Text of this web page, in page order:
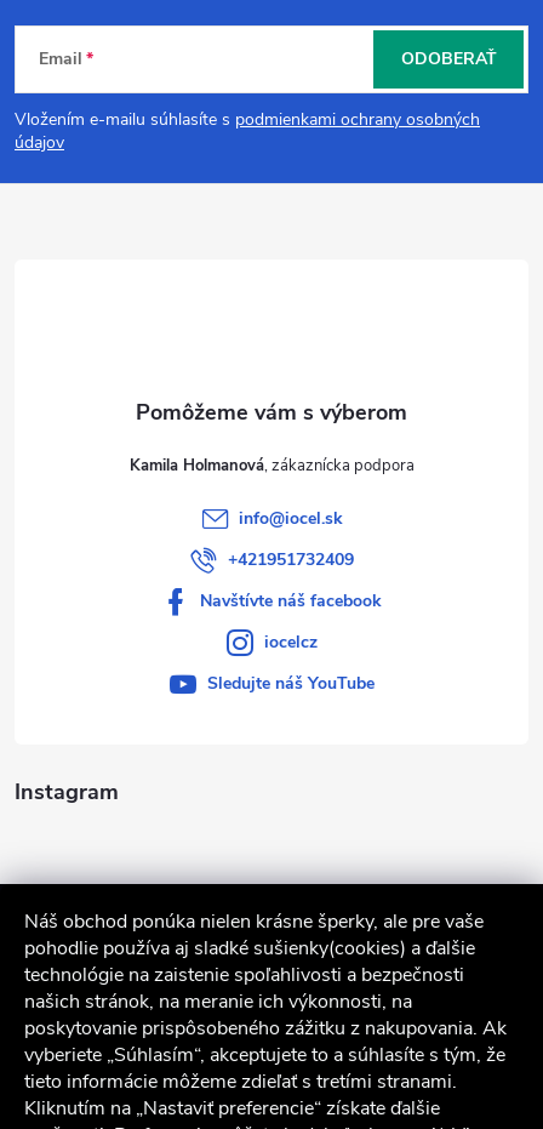
Náš obchod ponúka nielen krásne šperky, ale pre vaše
pohodlie používa aj sladké sušienky(cookies) a ďalšie
technológie na zaistenie spoľahlivosti a bezpečnosti
našich stránok, na meranie ich výkonnosti, na
poskytovanie prispôsobeného zážitku z nakupovania. Ak
vyberiete „Súhlasím“, akceptujete to a súhlasíte s tým, že
tieto informácie môžeme zdieľať s tretími stranami.
Kliknutím na „Nastaviť preferencie“ získate ďalšie
Z
á
p
Email
Vložením e-mailu súhlasíte s podmienkami ochrany osobných
údajov
ODOBERAŤ
Instagram
Sledovať na Instagrame
Služby zákazníkom
Kamila Holmanová
info@iocel.sk
+421951732409
Navštívte náš facebook
iocelcz
Sledujte náš YouTube